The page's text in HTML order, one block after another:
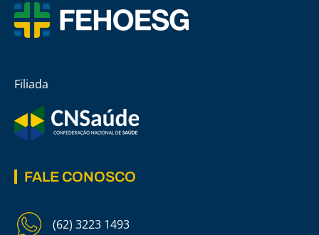
Filiada
FALE CONOSCO
(62) 3223 1493